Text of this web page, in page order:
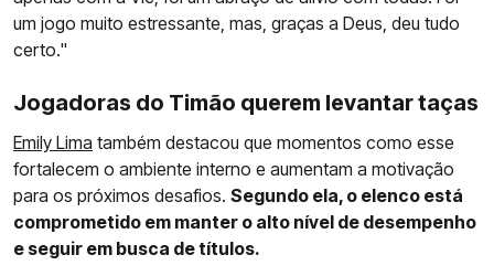
um jogo muito estressante, mas, graças a Deus, deu tudo
certo."
Jogadoras do Timão querem levantar taças
Emily Lima também destacou que momentos como esse
fortalecem o ambiente interno e aumentam a motivação
para os próximos desafios. Segundo ela, o elenco está
comprometido em manter o alto nível de desempenho
e seguir em busca de títulos.